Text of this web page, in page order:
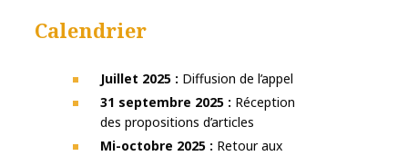
Calendrier
Juillet 2025 : Diffusion de l’appel
31 septembre 2025 : Réception
des propositions d’articles
Mi-octobre 2025 : Retour aux